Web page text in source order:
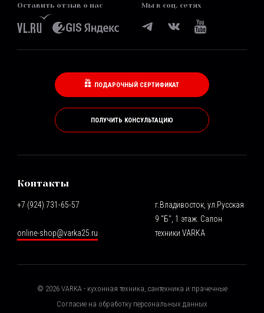
Оставить отзыв о нас Мы в соц. сетях
ПОДАРОЧНЫЙ СЕРТИФИКАТ
ПОЛУЧИТЬ КОНСУЛЬТАЦИЮ
Контакты
+7 (924) 731-65-57
online-shop@varka25.ru
г.Владивосток, ул.Русская
9 "Б", 1 этаж. Салон
техники VARKA
© 2026VARKA - кухонная техника, сантехника и прачечные
Согласие на обработку персональных данных